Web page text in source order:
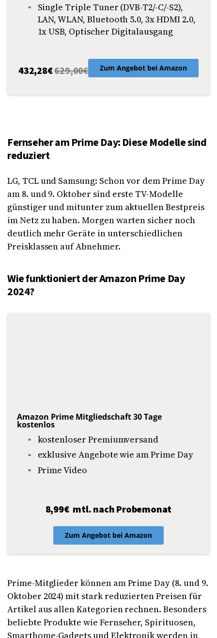
Single Triple Tuner (DVB-T2/-C/-S2),
LAN, WLAN, Bluetooth 5.0, 3x HDMI 2.0,
1x USB, Optischer Digitalausgang
432,28€629,00€ Zum Angebot bei Amazon
Fernseher am Prime Day: Diese Modelle sind
reduziert
LG, TCL und Samsung: Schon vor dem Prime Day
am 8. und 9. Oktober sind erste TV-Modelle
günstiger und mitunter zum aktuellen Bestpreis
im Netz zu haben. Morgen warten sicher noch
deutlich mehr Geräte in unterschiedlichen
Preisklassen auf Abnehmer.
Wie funktioniert der Amazon Prime Day
2024?
Amazon Prime Mitgliedschaft 30 Tage
kostenlos
kostenloser Premiumversand
exklusive Angebote wie am Prime Day
Prime Video
8,99€ mtl. nach Probemonat
Zum Angebot bei Amazon
Prime-Mitglieder können am Prime Day (8. und 9.
Oktober 2024) mit stark reduzierten Preisen für
Artikel aus allen Kategorien rechnen. Besonders
beliebte Produkte wie Fernseher, Spirituosen,
Smarthome-Gadgets und Elektronik werden in